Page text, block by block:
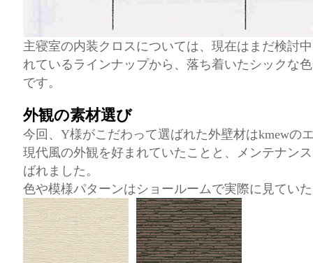
主寝室の内装クロスについては、現在はまだ検討
れているラインナップから、落ち着いたシックな
です。
外観の素材選び
今回、Y様がこだわって選ばれた外壁材はkmewの
現代風の外観を好まれていたことと、メンテナン
ばれました。
色や模様パターンはショールームで実際に見てい